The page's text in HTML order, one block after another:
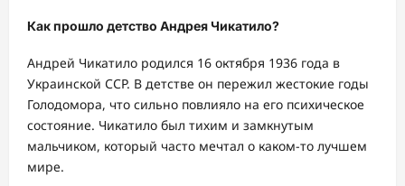
Как прошло детство Андрея Чикатило?
Андрей Чикатило родился 16 октября 1936 года в
Украинской ССР. В детстве он пережил жестокие годы
Голодомора, что сильно повлияло на его психическое
состояние. Чикатило был тихим и замкнутым
мальчиком, который часто мечтал о каком-то лучшем
мире.